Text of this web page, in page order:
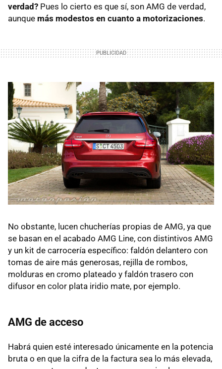
verdad? Pues lo cierto es que sí, son AMG de verdad,
aunque más modestos en cuanto a motorizaciones.
No obstante, lucen chucherías propias de AMG, ya que
se basan en el acabado AMG Line, con distintivos AMG
y un kit de carrocería específico: faldón delantero con
tomas de aire más generosas, rejilla de rombos,
molduras en cromo plateado y faldón trasero con
difusor en color plata iridio mate, por ejemplo.
AMG de acceso
Habrá quien esté interesado únicamente en la potencia
bruta o en que la cifra de la factura sea lo más elevada,